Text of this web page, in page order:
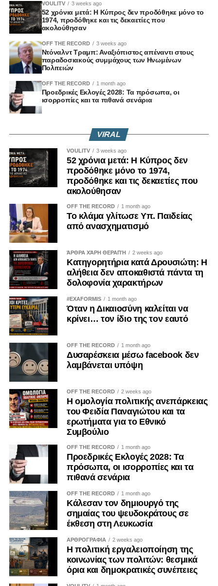
VOULITV 3 weeks ago
52 χρόνια μετά: Η Κύπρος δεν προδόθηκε μόνο το
1974, προδόθηκε και τις δεκαετίες που
ακολούθησαν
OFF THE RECORD 3 weeks ago
Ντόναλντ Τραμπ: Αναξιόπιστος απέναντι στους
παραδοσιακούς συμμάχους των Ηνωμένων
Πολιτειών
OFF THE RECORD 1 month ago
Προεδρικές Εκλογές 2028: Τα πρόσωπα, οι
ισορροπίες και τα πιθανά σενάρια
VIRAL
VOULITV 3 weeks ago
52 χρόνια μετά: Η Κύπρος δεν
προδόθηκε μόνο το 1974,
προδόθηκε και τις δεκαετίες που
ακολούθησαν
OFF THE RECORD 1 month ago
Το κλάμα γλίτωσε Υπ. Παιδείας
από ανασχηματισμό
ΆΡΘΡΑ ΧΆΡΗ ΘΕΡΑΠΉ 2 weeks ago
Κατηγορητήρια κατά Δρουσιώτη: Η
αλήθεια δεν αποκαθιστά πάντα τη
δολοφονία χαρακτήρων
#EXAFORMIS 1 month ago
Όταν η Δικαιοσύνη καλείται να
κρίνει… τον ίδιο της τον εαυτό
OFF THE RECORD 1 month ago
Δυσαρέσκεια μέσω facebook δεν
λαμβάνεται υπόψη
OFF THE RECORD 2 weeks ago
Η ομολογία πολιτικής ανεπάρκειας
του Φειδία Παναγιώτου και τα
ερωτήματα για το Εθνικό
Συμβούλιο
OFF THE RECORD 1 month ago
Προεδρικές Εκλογές 2028: Τα
πρόσωπα, οι ισορροπίες και τα
πιθανά σενάρια
OFF THE RECORD 1 month ago
Κάλεσαν τον δημιουργό της
σημαίας του ψευδοκράτους σε
έκθεση στη Λευκωσία
ΑΡΘΡΟΓΡΑΦΙΑ 2 weeks ago
Η πολιτική εργαλειοποίηση της
κοινωνίας των πολιτών: θεσμικά
όρια και δημοκρατικές συνέπειες